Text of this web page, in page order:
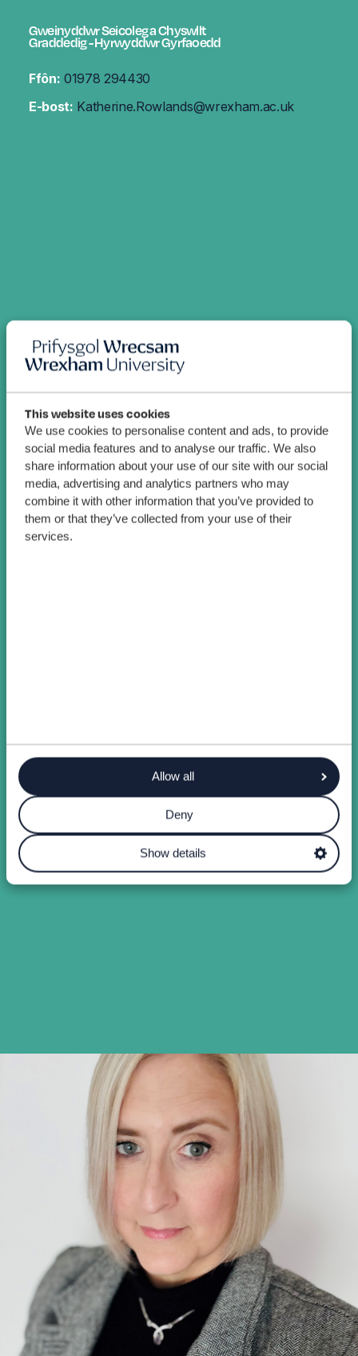
This website uses cookies
We use cookies to personalise content and ads, to provide
social media features and to analyse our traffic. We also
share information about your use of our site with our social
media, advertising and analytics partners who may
combine it with other information that you’ve provided to
them or that they’ve collected from your use of their
services.
Allow all
Deny
Show details
Gweinyddwr Seicoleg a Chyswllt
Graddedig - Hyrwyddwr Gyrfaoedd
Ffôn: 01978 294430
E-bost: Katherine.Rowlands@wrexham.ac.uk